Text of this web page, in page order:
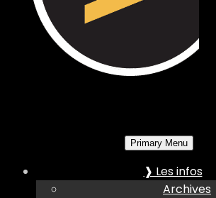
Primary Menu
❱ Les infos
Archives